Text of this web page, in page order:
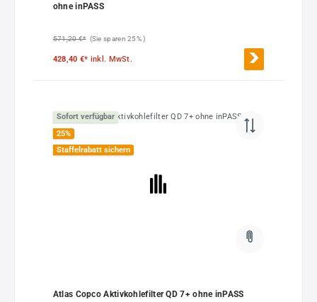
ohne inPASS
571,20 €* (Sie sparen 25% )
428,40 €* inkl. MwSt.
Sofort verfügbar
25%
Staffelrabatt sichern
Atlas Copco Aktivkohlefilter QD 7+ ohne inPASS